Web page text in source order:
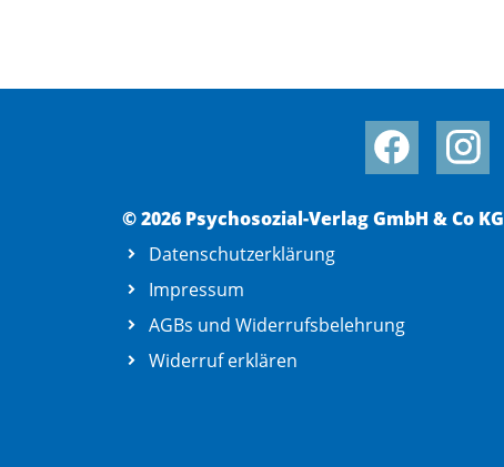
© 2026 Psychosozial-Verlag GmbH & Co KG
Datenschutzerklärung
Impressum
AGBs und Widerrufsbelehrung
Widerruf erklären